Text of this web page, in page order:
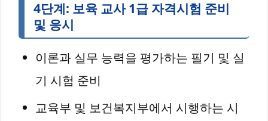
4단계: 보육 교사 1급 자격시험 준비
및 응시
이론과 실무 능력을 평가하는 필기 및 실
기 시험 준비
교육부 및 보건복지부에서 시행하는 시